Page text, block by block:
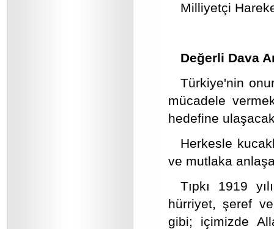
Milliyetçi
Değerli Dava
Türkiye'nin
mücadele
hedefine
Herkesle
ve mutlaka
Tıpkı 1919
hürriyet, şeref
gibi; içimizde